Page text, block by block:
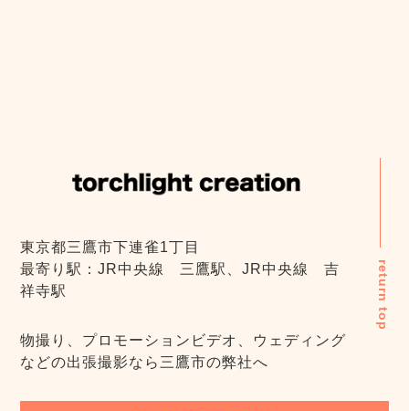
return top
東京都三鷹市下連雀1丁目
最寄り駅：JR中央線 三鷹駅、JR中央線 吉
祥寺駅
物撮り、プロモーションビデオ、ウェディング
などの出張撮影なら三鷹市の弊社へ